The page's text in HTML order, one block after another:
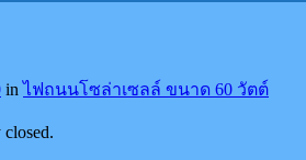
inไฟถนนโซล่าเซลล์ ขนาด 60 วัตต์